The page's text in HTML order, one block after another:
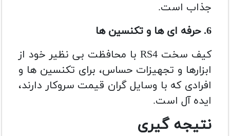
جذاب است.
6. حرفه ای ها و تکنسین ها
کیف سخت RS4 با محافظت بی نظیر خود از
ابزارها و تجهیزات حساس، برای تکنسین ها و
افرادی که با وسایل گران قیمت سروکار دارند،
ایده آل است.
نتیجه گیری